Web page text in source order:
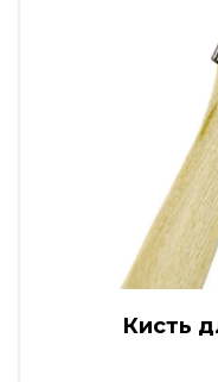
Кисть